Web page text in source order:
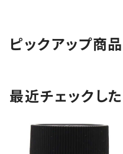
ピックアップ商品
最近チェックし